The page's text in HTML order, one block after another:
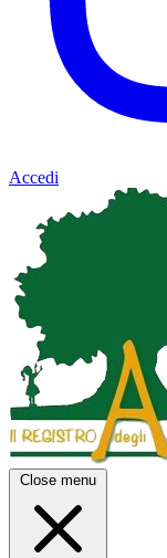
Accedi
Close menu